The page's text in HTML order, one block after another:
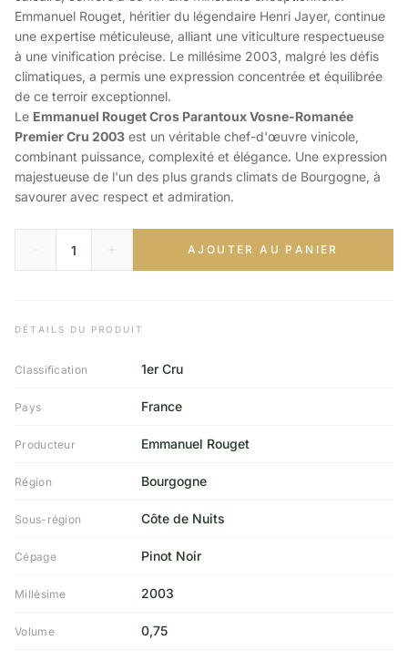
Emmanuel Rouget, héritier du légendaire Henri Jayer, continue
une expertise méticuleuse, alliant une viticulture respectueuse
à une vinification précise. Le millésime 2003, malgré les défis
climatiques, a permis une expression concentrée et équilibrée
de ce terroir exceptionnel.
Le Emmanuel Rouget Cros Parantoux Vosne-Romanée
Premier Cru 2003 est un véritable chef-d'œuvre vinicole,
combinant puissance, complexité et élégance. Une expression
majestueuse de l'un des plus grands climats de Bourgogne, à
savourer avec respect et admiration.
AJOUTER AU PANIER
DÉTAILS DU PRODUIT
Classification 1er Cru
Pays France
Producteur Emmanuel Rouget
Région Bourgogne
Sous-région Côte de Nuits
Cépage Pinot Noir
Millésime 2003
Volume 0,75